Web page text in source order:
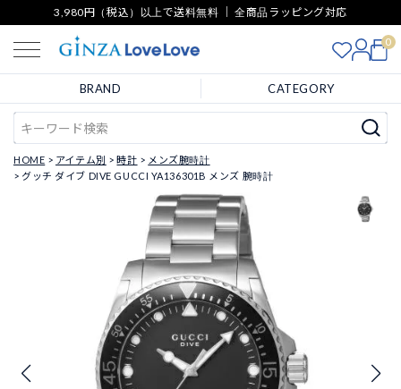
3,980円（税込）以上で送料無料 ｜ 全商品ラッピング対応
0
BRAND CATEGORY
HOME アイテム別 時計
メンズ腕時計
グッチ ダイブ DIVE GUCCI YA136301B メンズ 腕時計